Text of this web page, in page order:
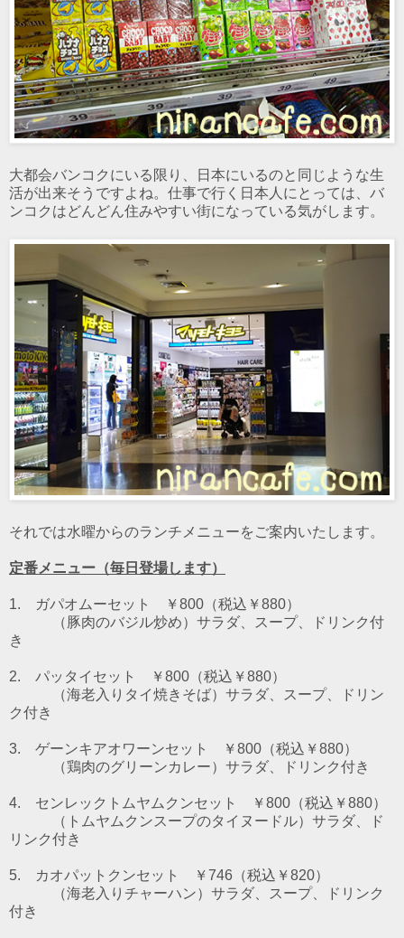
大都会バンコクにいる限り、日本にいるのと同じような生
活が出来そうですよね。仕事で行く日本人にとっては、バ
ンコクはどんどん住みやすい街になっている気がします。
それでは水曜からのランチメニューをご案内いたします。
定番メニュー（毎日登場します）
1. ガパオムーセット ￥800（税込￥880）
（豚肉のバジル炒め） サラダ、スープ、ドリンク付
き
2. パッタイセット ￥800（税込￥880）
（海老入りタイ焼きそば） サラダ、スープ、ドリン
ク付き
3. ゲーンキアオワーンセット ￥800（税込￥880）
（鶏肉のグリーンカレー） サラダ、ドリンク付き
4. センレックトムヤムクンセット ￥800（税込￥880）
（トムヤムクンスープのタイヌードル） サラダ、ド
リンク付き
5. カオパットクンセット ￥746（税込￥820）
（海老入りチャーハン）サラダ、スープ、ドリンク
付き